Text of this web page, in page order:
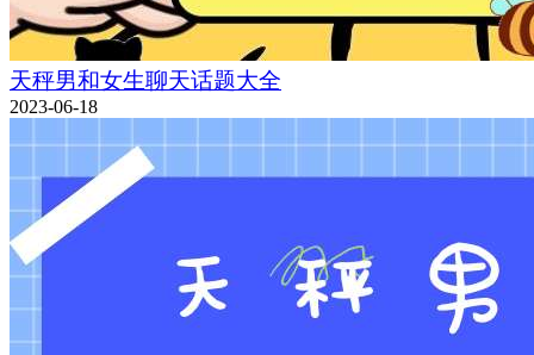
天秤男和女生聊天话题大全
2023-06-18